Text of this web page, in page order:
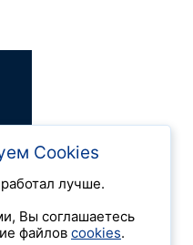
Cookies
лучше.
Вы соглашаетесь
файлов cookies.